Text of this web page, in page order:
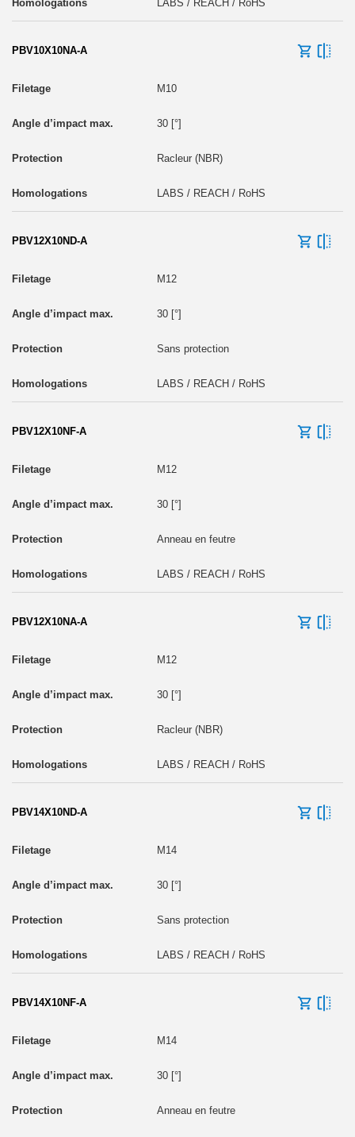
LABS / REACH / RoHS
PBV10X10NA-A
M10
30 [°]
Racleur (NBR)
LABS / REACH / RoHS
PBV12X10ND-A
M12
30 [°]
Sans protection
LABS / REACH / RoHS
PBV12X10NF-A
M12
30 [°]
Anneau en feutre
LABS / REACH / RoHS
PBV12X10NA-A
M12
30 [°]
Racleur (NBR)
LABS / REACH / RoHS
PBV14X10ND-A
M14
30 [°]
Sans protection
LABS / REACH / RoHS
PBV14X10NF-A
M14
30 [°]
Anneau en feutre